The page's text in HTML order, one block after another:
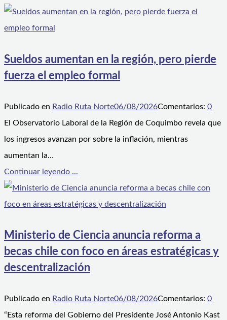
Sueldos aumentan en la región, pero pierde
fuerza el empleo formal
Publicado en Radio Ruta Norte06/08/2026Comentarios: 0
El Observatorio Laboral de la Región de Coquimbo revela que
los ingresos avanzan por sobre la inflación, mientras
aumentan la…
Continuar leyendo ...
Ministerio de Ciencia anuncia reforma a
becas chile con foco en áreas estratégicas y
descentralización
Publicado en Radio Ruta Norte06/08/2026Comentarios: 0
“Esta reforma del Gobierno del Presidente José Antonio Kast